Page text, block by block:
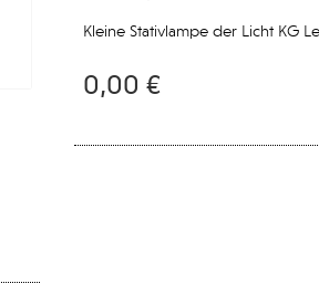
Kleine Stativlampe der Licht KG
0,00 €